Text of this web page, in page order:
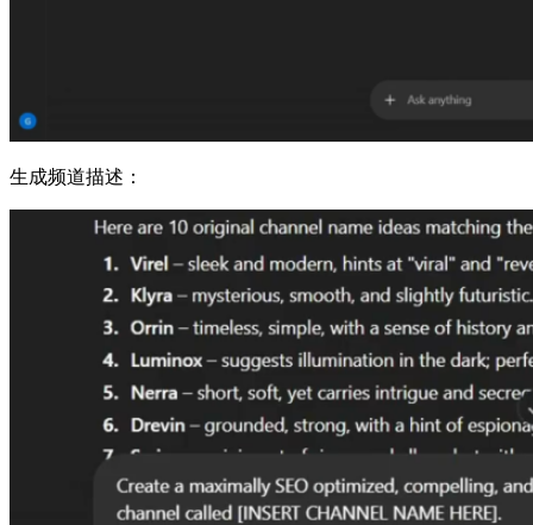
生成频道描述：